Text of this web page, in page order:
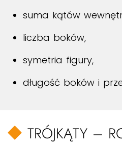
suma kątów
liczba boków,
symetria figury,
długość boków i
TRÓJKĄTY –